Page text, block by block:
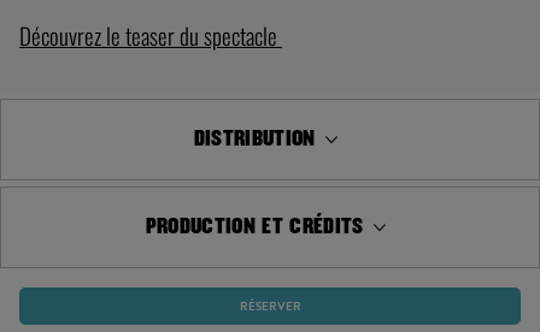
Découvrez le teaser du spectacle
DISTRIBUTION
PRODUCTION ET CRÉDITS
RÉSERVER